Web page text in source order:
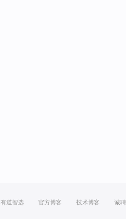
有道智选 官方博客 技术博客 诚